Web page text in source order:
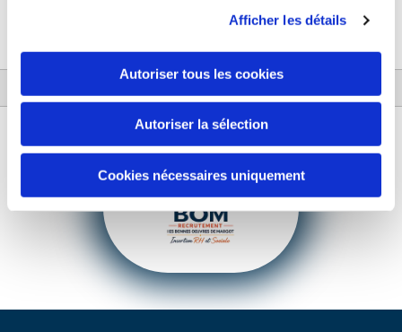
Afficher les détails
Autoriser tous les cookies
Autoriser la sélection
Cookies nécessaires uniquement